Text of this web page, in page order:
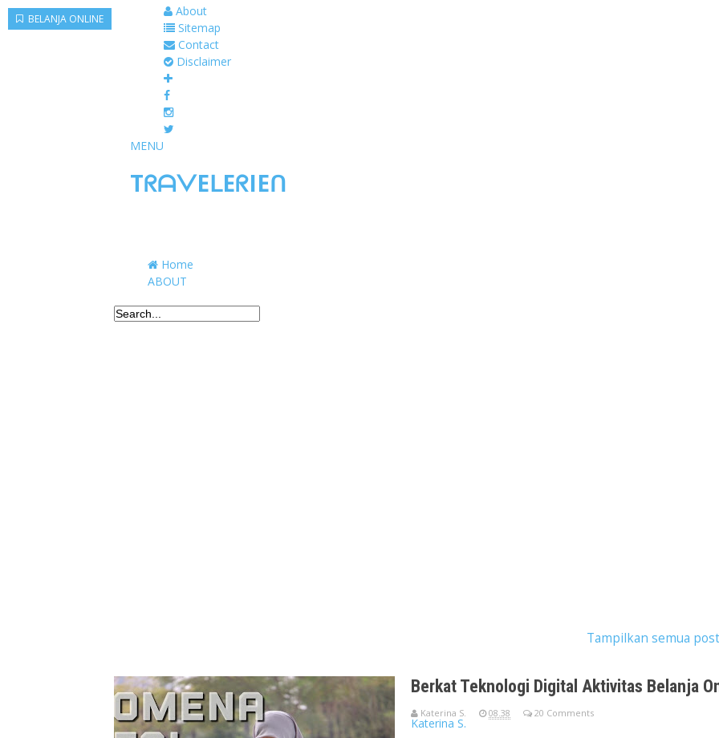
About
Sitemap
Contact
Disclaimer
MENU
TᖇᗩᐯEᒪEᖇIEᑎ
Home
ABOUT
Tampilkan semua
Berkat Teknologi Digital Aktivitas Belanja
BELANJA ONLINE
Katerina S. 08.38 20 Comments
Katerina S.